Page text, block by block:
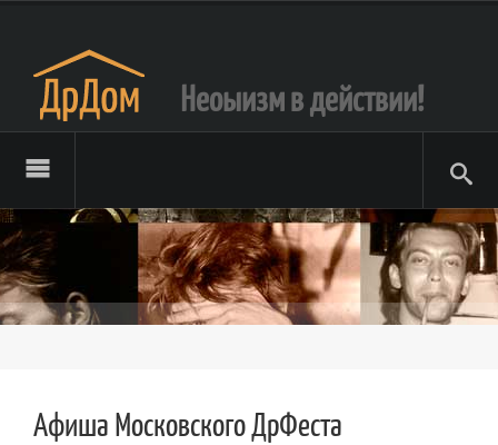
Неоыизм в действии!
Афиша Московского ДрФеста